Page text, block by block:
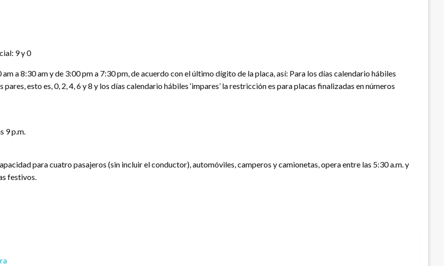
9 y 0
a 8:30 am y de 3:00 pm a 7:30 pm, de acuerdo con el último dígito de la placa, así: Para los días calendario hábiles
esto es, 0, 2, 4, 6 y 8 y los días calendario hábiles ‘impares’ la restricción es para placas finalizadas en números
9 p.m.
para cuatro pasajeros (sin incluir el conductor), automóviles, camperos y camionetas, opera entre las 5:30 a.m. y
festivos.